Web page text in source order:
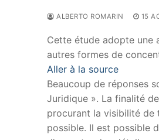
ALBERTO ROMARIN 15
Cette étude adopte une
autres formes de
Aller à la source
Beaucoup de réponses
Juridique ». La finalité
procurant la visibilité de
possible. Il est possible